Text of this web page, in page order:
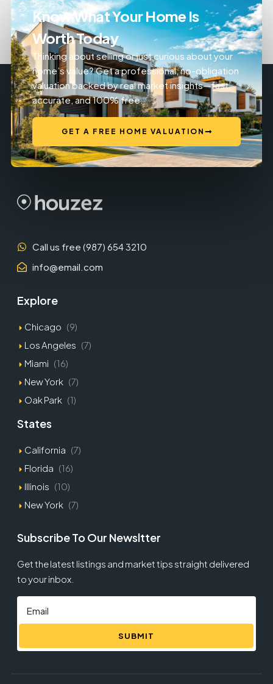
Know What Your Home Is
Worth Today
Thinking about selling or just curious about your
home’s value? Get a professional, no-obligation
valuation backed by real market insights—fast,
accurate, and 100% free.
GET A FREE HOME VALUATION
Call us free (987) 654 3210
info@email.com
Explore
Chicago (9)
Los Angeles (7)
Miami (16)
New York (7)
Oak Park (1)
States
California (7)
Florida (16)
Illinois (10)
New York (7)
Subscribe To Our Newsltter
Get the latest listings and market tips straight delivered
to your inbox.
SUBMIT